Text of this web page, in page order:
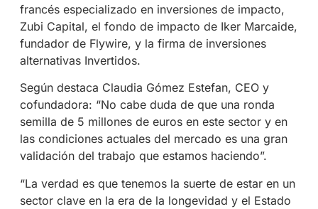
francés especializado en inversiones de impacto,
Zubi Capital, el fondo de impacto de Iker Marcaide,
fundador de Flywire, y la firma de inversiones
alternativas Invertidos.
Según destaca Claudia Gómez Estefan, CEO y
cofundadora: “No cabe duda de que una ronda
semilla de 5 millones de euros en este sector y en
las condiciones actuales del mercado es una gran
validación del trabajo que estamos haciendo”.
​​“La verdad es que tenemos la suerte de estar en un
sector clave en la era de la longevidad y el Estado